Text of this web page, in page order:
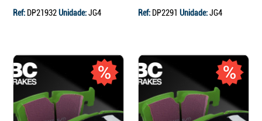
Ref: DP21932Unidade:JG4 Ref: DP2291 Unidade:JG4